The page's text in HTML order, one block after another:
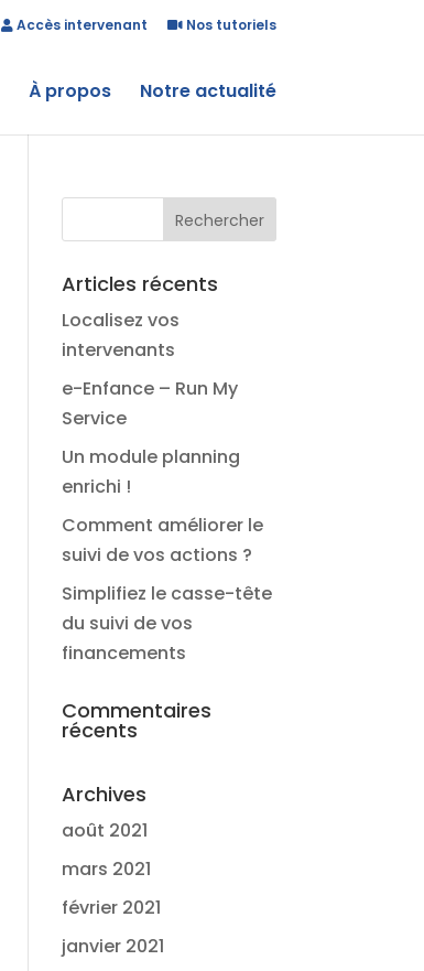
Accès intervenant Nos tutoriels
À propos Notre actualité
Articles récents
Localisez vos
intervenants
e-Enfance – Run My
Service
Un module planning
enrichi !
Comment améliorer le
suivi de vos actions ?
Simplifiez le casse-tête
du suivi de vos
financements
Commentaires
récents
Archives
août 2021
mars 2021
février 2021
janvier 2021